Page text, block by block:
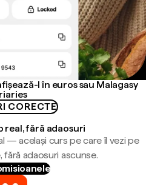
l în euros sau Malagasy
CORECTE
real, fără adaosuri
— același curs pe care îl vezi pe
fără adaosuri ascunse.